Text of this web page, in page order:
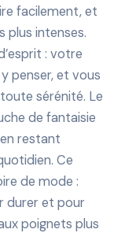
facilement, et
plus intenses.
: votre
penser, et vous
sérénité. Le
de fantaisie
restant
Ce
de mode :
durer et pour
poignets plus